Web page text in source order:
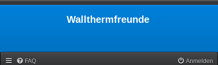
Wallthermfreunde
FAQ Anmelden